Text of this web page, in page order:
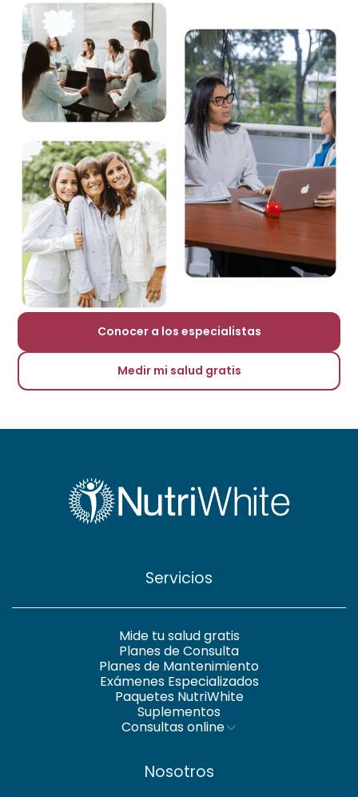
Conocer a los especialistas
Medir mi salud gratis
Servicios
Mide tu salud gratis
Planes de Consulta
Planes de Mantenimiento
Exámenes Especializados
Paquetes NutriWhite
Suplementos
Consultas online
Nosotros